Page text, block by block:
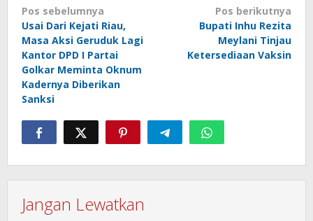
Navigasi
pos
Pos sebelumnya
Usai Dari Kejati Riau,
Masa Aksi Geruduk Lagi
Kantor DPD I Partai
Golkar Meminta Oknum
Kadernya Diberikan
Sanksi
Pos berikutnya
Bupati Inhu Rezita
Meylani Tinjau
Ketersediaan Vaksin
Jangan Lewatkan